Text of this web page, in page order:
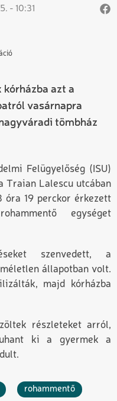
- 10:31
azt a
vasárnapra
tömbház
Felügyelőség (ISU)
Traian Lalescu utcában
óra 19 perckor érkezett
egységet
szenvedett, a
állapotban volt.
majd kórházba
részleteket arról,
ki a gyermek a
rohammentő